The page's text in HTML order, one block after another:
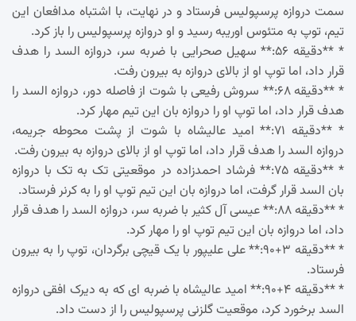
سمت دروازه پرسپولیس فرستاد و در نهایت، با اشتباه مدافعان این
تیم، توپ به متئوس اوریبه رسید و او دروازه پرسپولیس را باز کرد.
* **دقیقه ۵۶:** سهیل صحرایی با ضربه سر، دروازه السد را هدف
قرار داد، اما توپ او از بالای دروازه به بیرون رفت.
* **دقیقه ۶۸:** سروش رفیعی با شوت از فاصله دور، دروازه السد را
هدف قرار داد، اما توپ او را دروازه بان این تیم مهار کرد.
* **دقیقه ۷۱:** امید عالیشاه با شوت از پشت محوطه جریمه،
دروازه السد را هدف قرار داد، اما توپ او از بالای دروازه به بیرون رفت.
* **دقیقه ۷۵:** فرشاد احمدزاده در موقعیتی تک به تک با دروازه
بان السد قرار گرفت، اما دروازه بان این تیم توپ او را به کرنر فرستاد.
* **دقیقه ۸۸:** عیسی آل کثیر با ضربه سر، دروازه السد را هدف قرار
داد، اما دروازه بان این تیم توپ او را مهار کرد.
* **دقیقه ۳+۹۰:** علی علیپور با یک قیچی برگردان، توپ را به بیرون
فرستاد.
* **دقیقه ۴+۹۰:** امید عالیشاه با ضربه ای که به دیرک افقی دروازه
السد برخورد کرد، موقعیت گلزنی پرسپولیس را از دست داد.